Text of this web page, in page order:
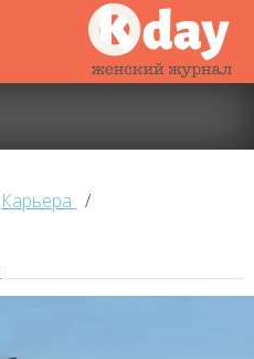
Карьера /